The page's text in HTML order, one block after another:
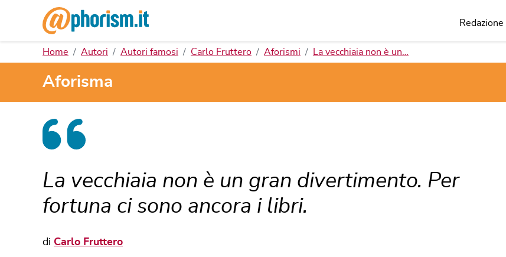
Redazione
Home Autori Autori famosi Carlo Fruttero Aforismi La vecchiaia non è un…
Aforisma
La vecchiaia non è un gran divertimento. Per
fortuna ci sono ancora i libri.
di Carlo Fruttero